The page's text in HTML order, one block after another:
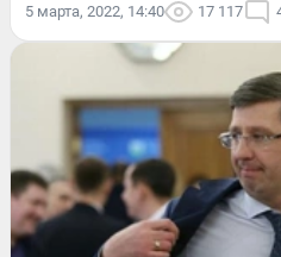
5 марта, 2022, 14:40 17 117